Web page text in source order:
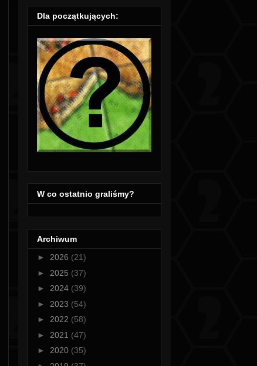
Dla początkujących:
W co ostatnio graliśmy?
Archiwum
► 2026 (21)
► 2025 (37)
► 2024 (39)
► 2023 (54)
► 2022 (58)
► 2021 (47)
► 2020 (35)